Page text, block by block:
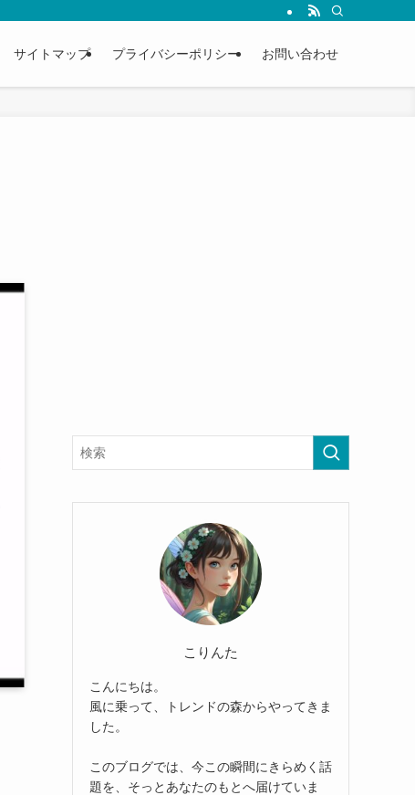
サイトマップ プライバシーポリシー お問い合わせ
こりんた
こんにちは。
風に乗って、トレンドの森からやってきま
した。
このブログでは、今この瞬間にきらめく話
題を、そっとあなたのもとへ届けていま